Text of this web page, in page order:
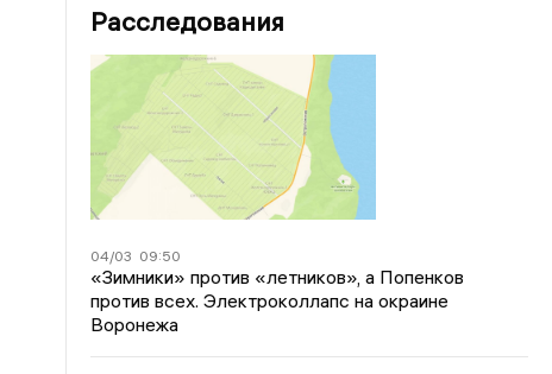
Расследования
04/03 09:50
«Зимники» против «летников», а Попенков
против всех. Электроколлапс на окраине
Воронежа